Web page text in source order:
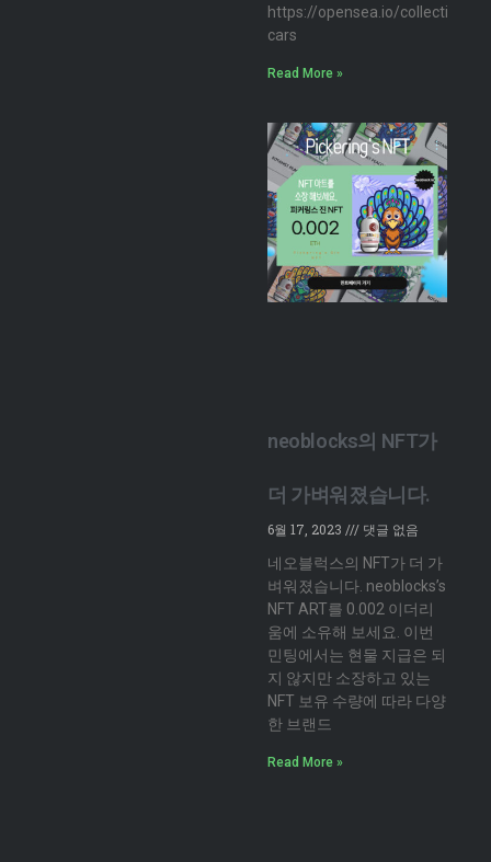
https://opensea.io/collection/
cars
Read More »
neoblocks의 NFT가
더 가벼워졌습니다.
6월 17, 2023
댓글 없음
네오블럭스의 NFT가 더 가
벼워졌습니다. neoblocks’s
NFT ART를 0.002 이더리
움에 소유해 보세요. 이번
민팅에서는 현물 지급은 되
지 않지만 소장하고 있는
NFT 보유 수량에 따라 다양
한 브랜드
Read More »